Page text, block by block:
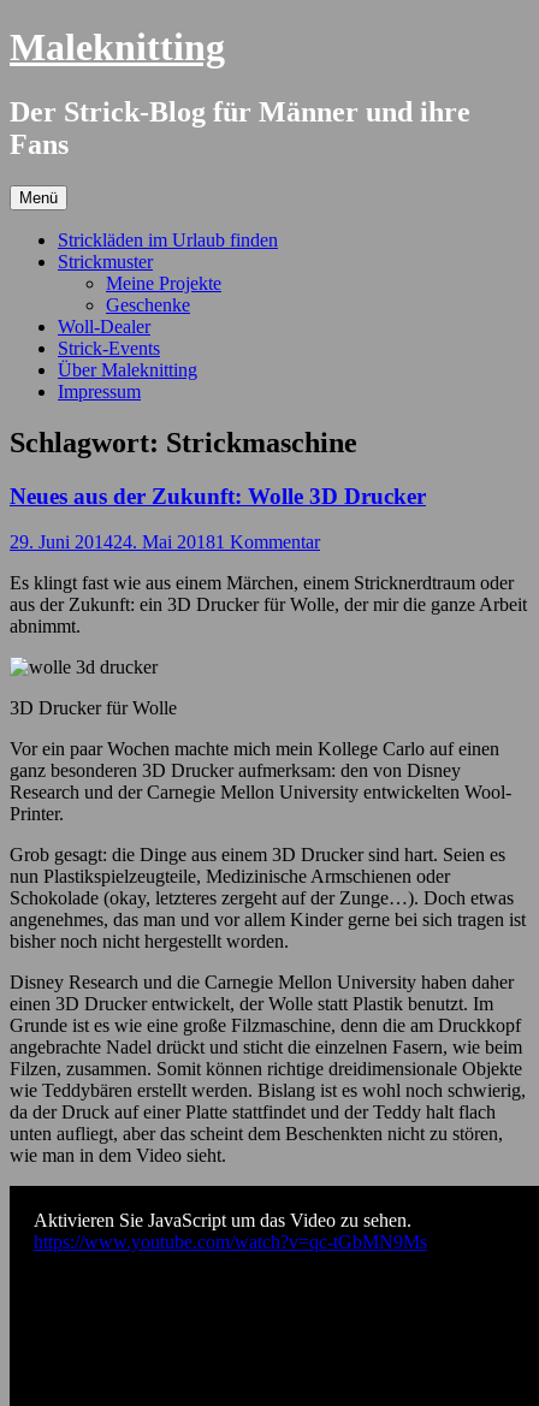
Springe
zum
Maleknitting
Der Strick-Blog für Männer und ihre
Fans
Menü
Strickläden im Urlaub finden
Strickmuster
Meine Projekte
Geschenke
Woll-Dealer
Strick-Events
Über Maleknitting
Impressum
Schlagwort: Strickmaschine
Neues aus der Zukunft: Wolle 3D Drucker
29. Juni 201424. Mai 20181 Kommentar
Es klingt fast wie aus einem Märchen, einem Stricknerdtraum oder
aus der Zukunft: ein 3D Drucker für Wolle, der mir die ganze Arbeit
abnimmt.
3D Drucker für Wolle
Vor ein paar Wochen machte mich mein Kollege Carlo auf einen
ganz besonderen 3D Drucker aufmerksam: den von Disney
Research und der Carnegie Mellon University entwickelten Wool-
Printer.
Grob gesagt: die Dinge aus einem 3D Drucker sind hart. Seien es
nun Plastikspielzeugteile, Medizinische Armschienen oder
Schokolade (okay, letzteres zergeht auf der Zunge…). Doch etwas
angenehmes, das man und vor allem Kinder gerne bei sich tragen ist
bisher noch nicht hergestellt worden.
Disney Research und die Carnegie Mellon University haben daher
einen 3D Drucker entwickelt, der Wolle statt Plastik benutzt. Im
Grunde ist es wie eine große Filzmaschine, denn die am Druckkopf
angebrachte Nadel drückt und sticht die einzelnen Fasern, wie beim
Filzen, zusammen. Somit können richtige dreidimensionale Objekte
wie Teddybären erstellt werden. Bislang ist es wohl noch schwierig,
da der Druck auf einer Platte stattfindet und der Teddy halt flach
unten aufliegt, aber das scheint dem Beschenkten nicht zu stören,
wie man in dem Video sieht.
Aktivieren Sie JavaScript um das Video zu sehen.
https://www.youtube.com/watch?v=qc-tGbMN9Ms